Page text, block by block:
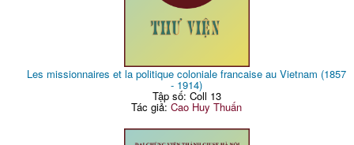
Les missionnaires et la politique coloniale francaise au Vietnam (1857
- 1914)
Tập số: Coll 13
Tác giả:Cao Huy Thuấn